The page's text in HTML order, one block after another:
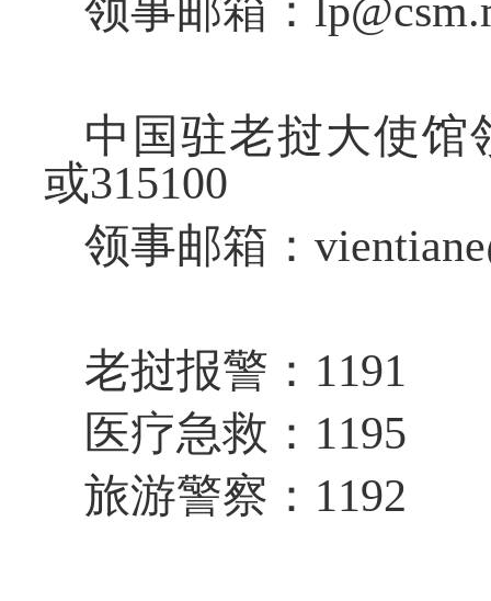
领事邮箱：
中国驻老挝大使馆
或315100
领事邮箱：
老挝报警： 1191
医疗急救： 1195
旅游警察： 1192